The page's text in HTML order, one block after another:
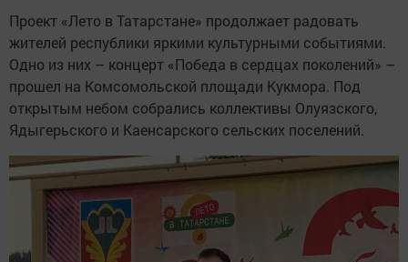
Проект «Лето в Татарстане» продолжает радовать
жителей республики яркими культурными событиями.
Одно из них – концерт «Победа в сердцах поколений» –
прошел на Комсомольской площади Кукмора. Под
открытым небом собрались коллективы Олуязского,
Ядыгерьского и Каенсарского сельских поселений.